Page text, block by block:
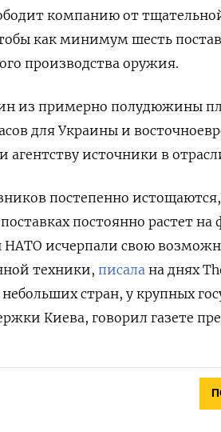
компанию от
как минимум шесть
производства оружия.
из примерно полудюжины
для Украины и
источники в
постепенно
постоянно растет на
исчерпали свою
техники, писала на днях
стран, у крупных
Киева, говорил газете